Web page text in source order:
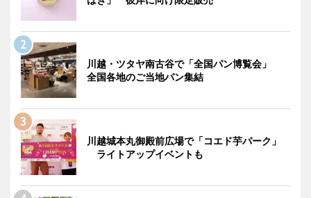
川越・ツタヤ南古谷で「全国パン博覧会」
全国各地のご当地パン集結
川越城本丸御殿前広場で「コエド芋パーク」
ライトアップイベントも